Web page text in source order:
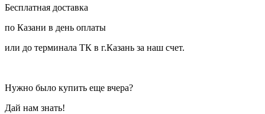
Бесплатная доставка
по Казани в день оплаты
или до терминала ТК в г.Казань за наш счет.
Нужно было купить еще вчера?
Дай нам знать!